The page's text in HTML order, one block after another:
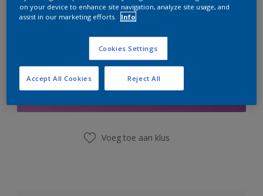
Boodschappenlijst
Voeg toe aan klus
on your device to enhance site navigation, analyze site usage, and
assist in our marketing efforts.
Info
Cookies Settings
Reject All
Accept All Cookies